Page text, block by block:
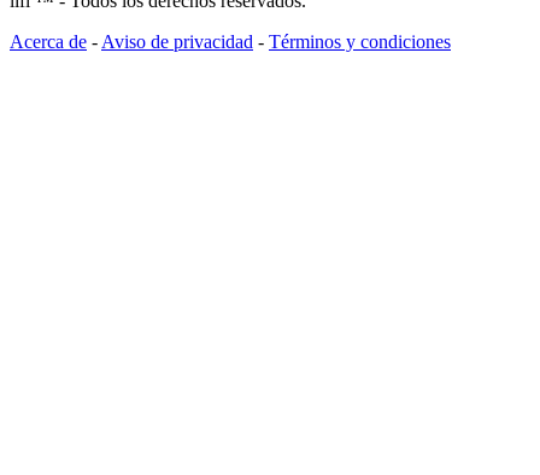
Acerca de - Aviso de privacidad - Términos y condiciones